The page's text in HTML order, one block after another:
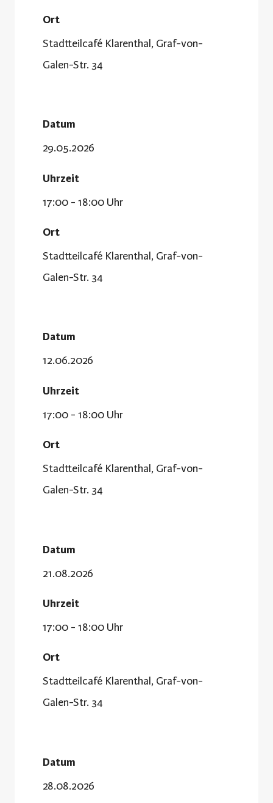
Ort
Stadtteilcafé Klarenthal, Graf-von-
Galen-Str. 34
Datum
29.05.2026
Uhrzeit
17:00 - 18:00 Uhr
Ort
Stadtteilcafé Klarenthal, Graf-von-
Galen-Str. 34
Datum
12.06.2026
Uhrzeit
17:00 - 18:00 Uhr
Ort
Stadtteilcafé Klarenthal, Graf-von-
Galen-Str. 34
Datum
21.08.2026
Uhrzeit
17:00 - 18:00 Uhr
Ort
Stadtteilcafé Klarenthal, Graf-von-
Galen-Str. 34
Datum
28.08.2026